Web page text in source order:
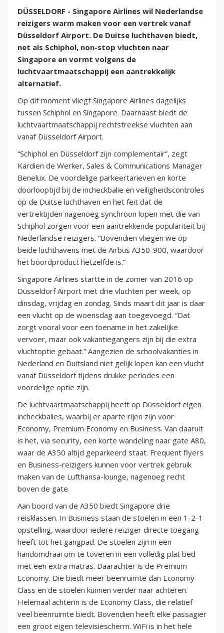
DÜSSELDORF - Singapore Airlines wil Nederlandse
reizigers warm maken voor een vertrek vanaf
Düsseldorf Airport. De Duitse luchthaven biedt,
net als Schiphol, non-stop vluchten naar
Singapore en vormt volgens de
luchtvaartmaatschappij een aantrekkelijk
alternatief.
Op dit moment vliegt Singapore Airlines dagelijks
tussen Schiphol en Singapore. Daarnaast biedt de
luchtvaartmaatschappij rechtstreekse vluchten aan
vanaf Düsseldorf Airport.
“Schiphol en Düsseldorf zijn complementair”, zegt
Kardien de Werker, Sales & Communications Manager
Benelux. De voordelige parkeertarieven en korte
doorlooptijd bij de incheckbalie en veiligheidscontroles
op de Duitse luchthaven en het feit dat de
vertrektijden nagenoeg synchroon lopen met die van
Schiphol zorgen voor een aantrekkende populariteit bij
Nederlandse reizigers. “Bovendien vliegen we op
beide luchthavens met de Airbus A350-900, waardoor
het boordproduct hetzelfde is.”
Singapore Airlines startte in de zomer van 2016 op
Düsseldorf Airport met drie vluchten per week, op
dinsdag, vrijdag en zondag. Sinds maart dit jaar is daar
een vlucht op de woensdag aan toegevoegd. “Dat
zorgt vooral voor een toename in het zakelijke
vervoer, maar ook vakantiegangers zijn bij die extra
vluchtoptie gebaat.” Aangezien de schoolvakanties in
Nederland en Duitsland niet gelijk lopen kan een vlucht
vanaf Düsseldorf tijdens drukke periodes een
voordelige optie zijn.
De luchtvaartmaatschappij heeft op Düsseldorf eigen
incheckbalies, waarbij er aparte rijen zijn voor
Economy, Premium Economy en Business. Van daaruit
is het, via security, een korte wandeling naar gate A80,
waar de A350 altijd geparkeerd staat. Frequent flyers
en Business-reizigers kunnen voor vertrek gebruik
maken van de Lufthansa-lounge, nagenoeg recht
boven de gate.
Aan boord van de A350 biedt Singapore drie
reisklassen. In Business staan de stoelen in een 1-2-1
opstelling, waardoor iedere reiziger directe toegang
heeft tot het gangpad. De stoelen zijn in een
handomdraai om te toveren in een volledig plat bed
met een extra matras. Daarachter is de Premium
Economy. Die biedt meer beenruimte dan Economy
Class en de stoelen kunnen verder naar achteren.
Helemaal achterin is de Economy Class, die relatief
veel beenruimte biedt. Bovendien heeft elke passagier
een groot eigen televisiescherm. WiFi is in het hele